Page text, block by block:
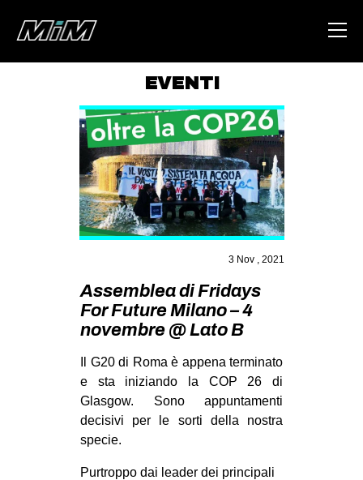
ABOUT
AREA
DEGENERAZIONE
GAZA FREESTYLE
CSOA LAMBRETTA
MSM
STUDENTI TSUNAMI
ZAM
MILANO
MOBILITAZIONI
SPAZI
EVENTI
3 Nov , 2021
Assemblea di Fridays
For Future Milano – 4
novembre @ Lato B
Il G20 di Roma è appena terminato
e sta iniziando la COP 26 di
Glasgow. Sono appuntamenti
decisivi per le sorti della nostra
specie.
Purtroppo dai leader dei principali